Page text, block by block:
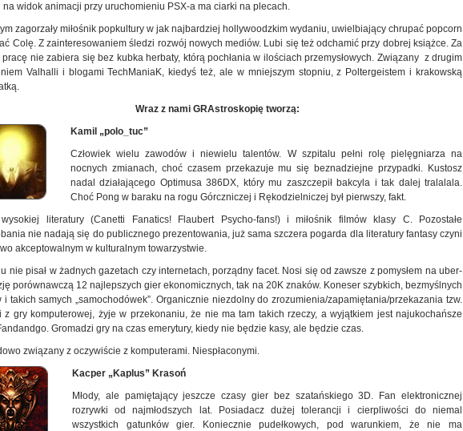
na widok animacji przy uruchomieniu PSX-a ma ciarki na plecach.
zagorzały miłośnik popkultury w jak najbardziej hollywoodzkim wydaniu, uwielbiający chrupać popcorn
Colę. Z zainteresowaniem śledzi rozwój nowych mediów. Lubi się też odchamić przy dobrej książce. Za
pracę nie zabiera się bez kubka herbaty, którą pochłania w ilościach przemysłowych. Związany z drugim
Valhalli i blogami TechManiaK, kiedyś też, ale w mniejszym stopniu, z Poltergeistem i krakowską
Wraz z nami GRAstroskopię tworzą:
Kamil „polo_tuc”
Człowiek wielu zawodów i niewielu talentów. W szpitalu pełni rolę pielęgniarza na
nocnych zmianach, choć czasem przekazuje mu się beznadziejne przypadki. Kustosz
nadal działającego Optimusa 386DX, który mu zaszczepił bakcyla i tak dalej tralalala.
Choć Pong w baraku na rogu Górczniczej i Rękodzielniczej był pierwszy, fakt.
literatury (Canetti Fanatics! Flaubert Psycho-fans!) i miłośnik filmów klasy C. Pozostałe
nie nadają się do publicznego prezentowania, już sama szczera pogarda dla literatury fantasy czyni
akceptowalnym w kulturalnym towarzystwie.
nie pisał w żadnych gazetach czy internetach, porządny facet. Nosi się od zawsze z pomysłem na uber-
porównawczą 12 najlepszych gier ekonomicznych, tak na 20K znaków. Koneser szybkich, bezmyślnych
i takich samych „samochodówek”. Organicznie niezdolny do zrozumienia/zapamiętania/przekazania tzw.
z gry komputerowej, żyje w przekonaniu, że nie ma tam takich rzeczy, a wyjątkiem jest najukochańsze
Gromadzi gry na czas emerytury, kiedy nie będzie kasy, ale będzie czas.
związany z oczywiście z komputerami. Niespłaconymi.
Kacper „Kaplus” Krasoń
Młody, ale pamiętający jeszcze czasy gier bez szatańskiego 3D. Fan elektronicznej
rozrywki od najmłodszych lat. Posiadacz dużej tolerancji i cierpliwości do niemal
wszystkich gatunków gier. Koniecznie pudełkowych, pod warunkiem, że nie ma